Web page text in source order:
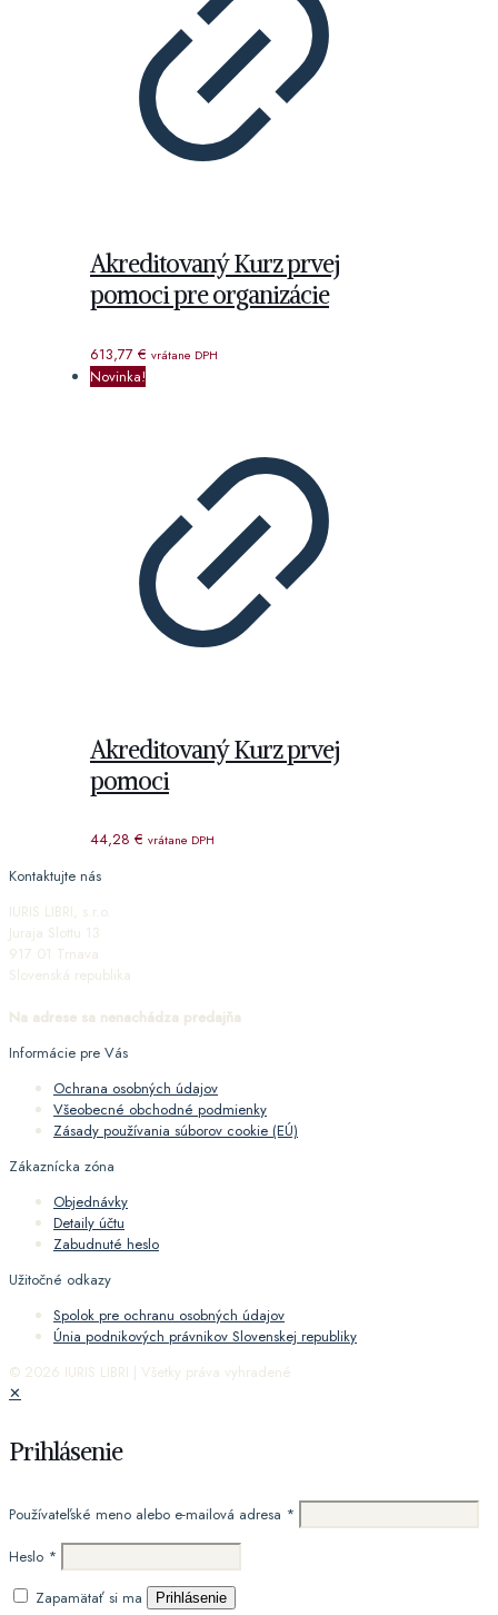
Akreditovaný Kurz prvej
pomoci pre organizácie
613,77 € vrátane DPH
Novinka!
Akreditovaný Kurz prvej
pomoci
44,28 € vrátane DPH
Kontaktujte nás
IURIS LIBRI, s.r.o.
Juraja Slottu 13
917 01 Trnava
Slovenská republika
Na adrese sa nenachádza predajňa
Informácie pre Vás
Ochrana osobných údajov
Všeobecné obchodné podmienky
Zásady používania súborov cookie (EÚ)
Zákaznícka zóna
Objednávky
Detaily účtu
Zabudnuté heslo
Užitočné odkazy
Spolok pre ochranu osobných údajov
Únia podnikových právnikov Slovenskej republiky
© 2026 IURIS LIBRI | Všetky práva vyhradené
✕
Prihlásenie
Používateľské meno alebo e-mailová adresa *
Heslo *
Zapamätať si ma
Prihlásenie